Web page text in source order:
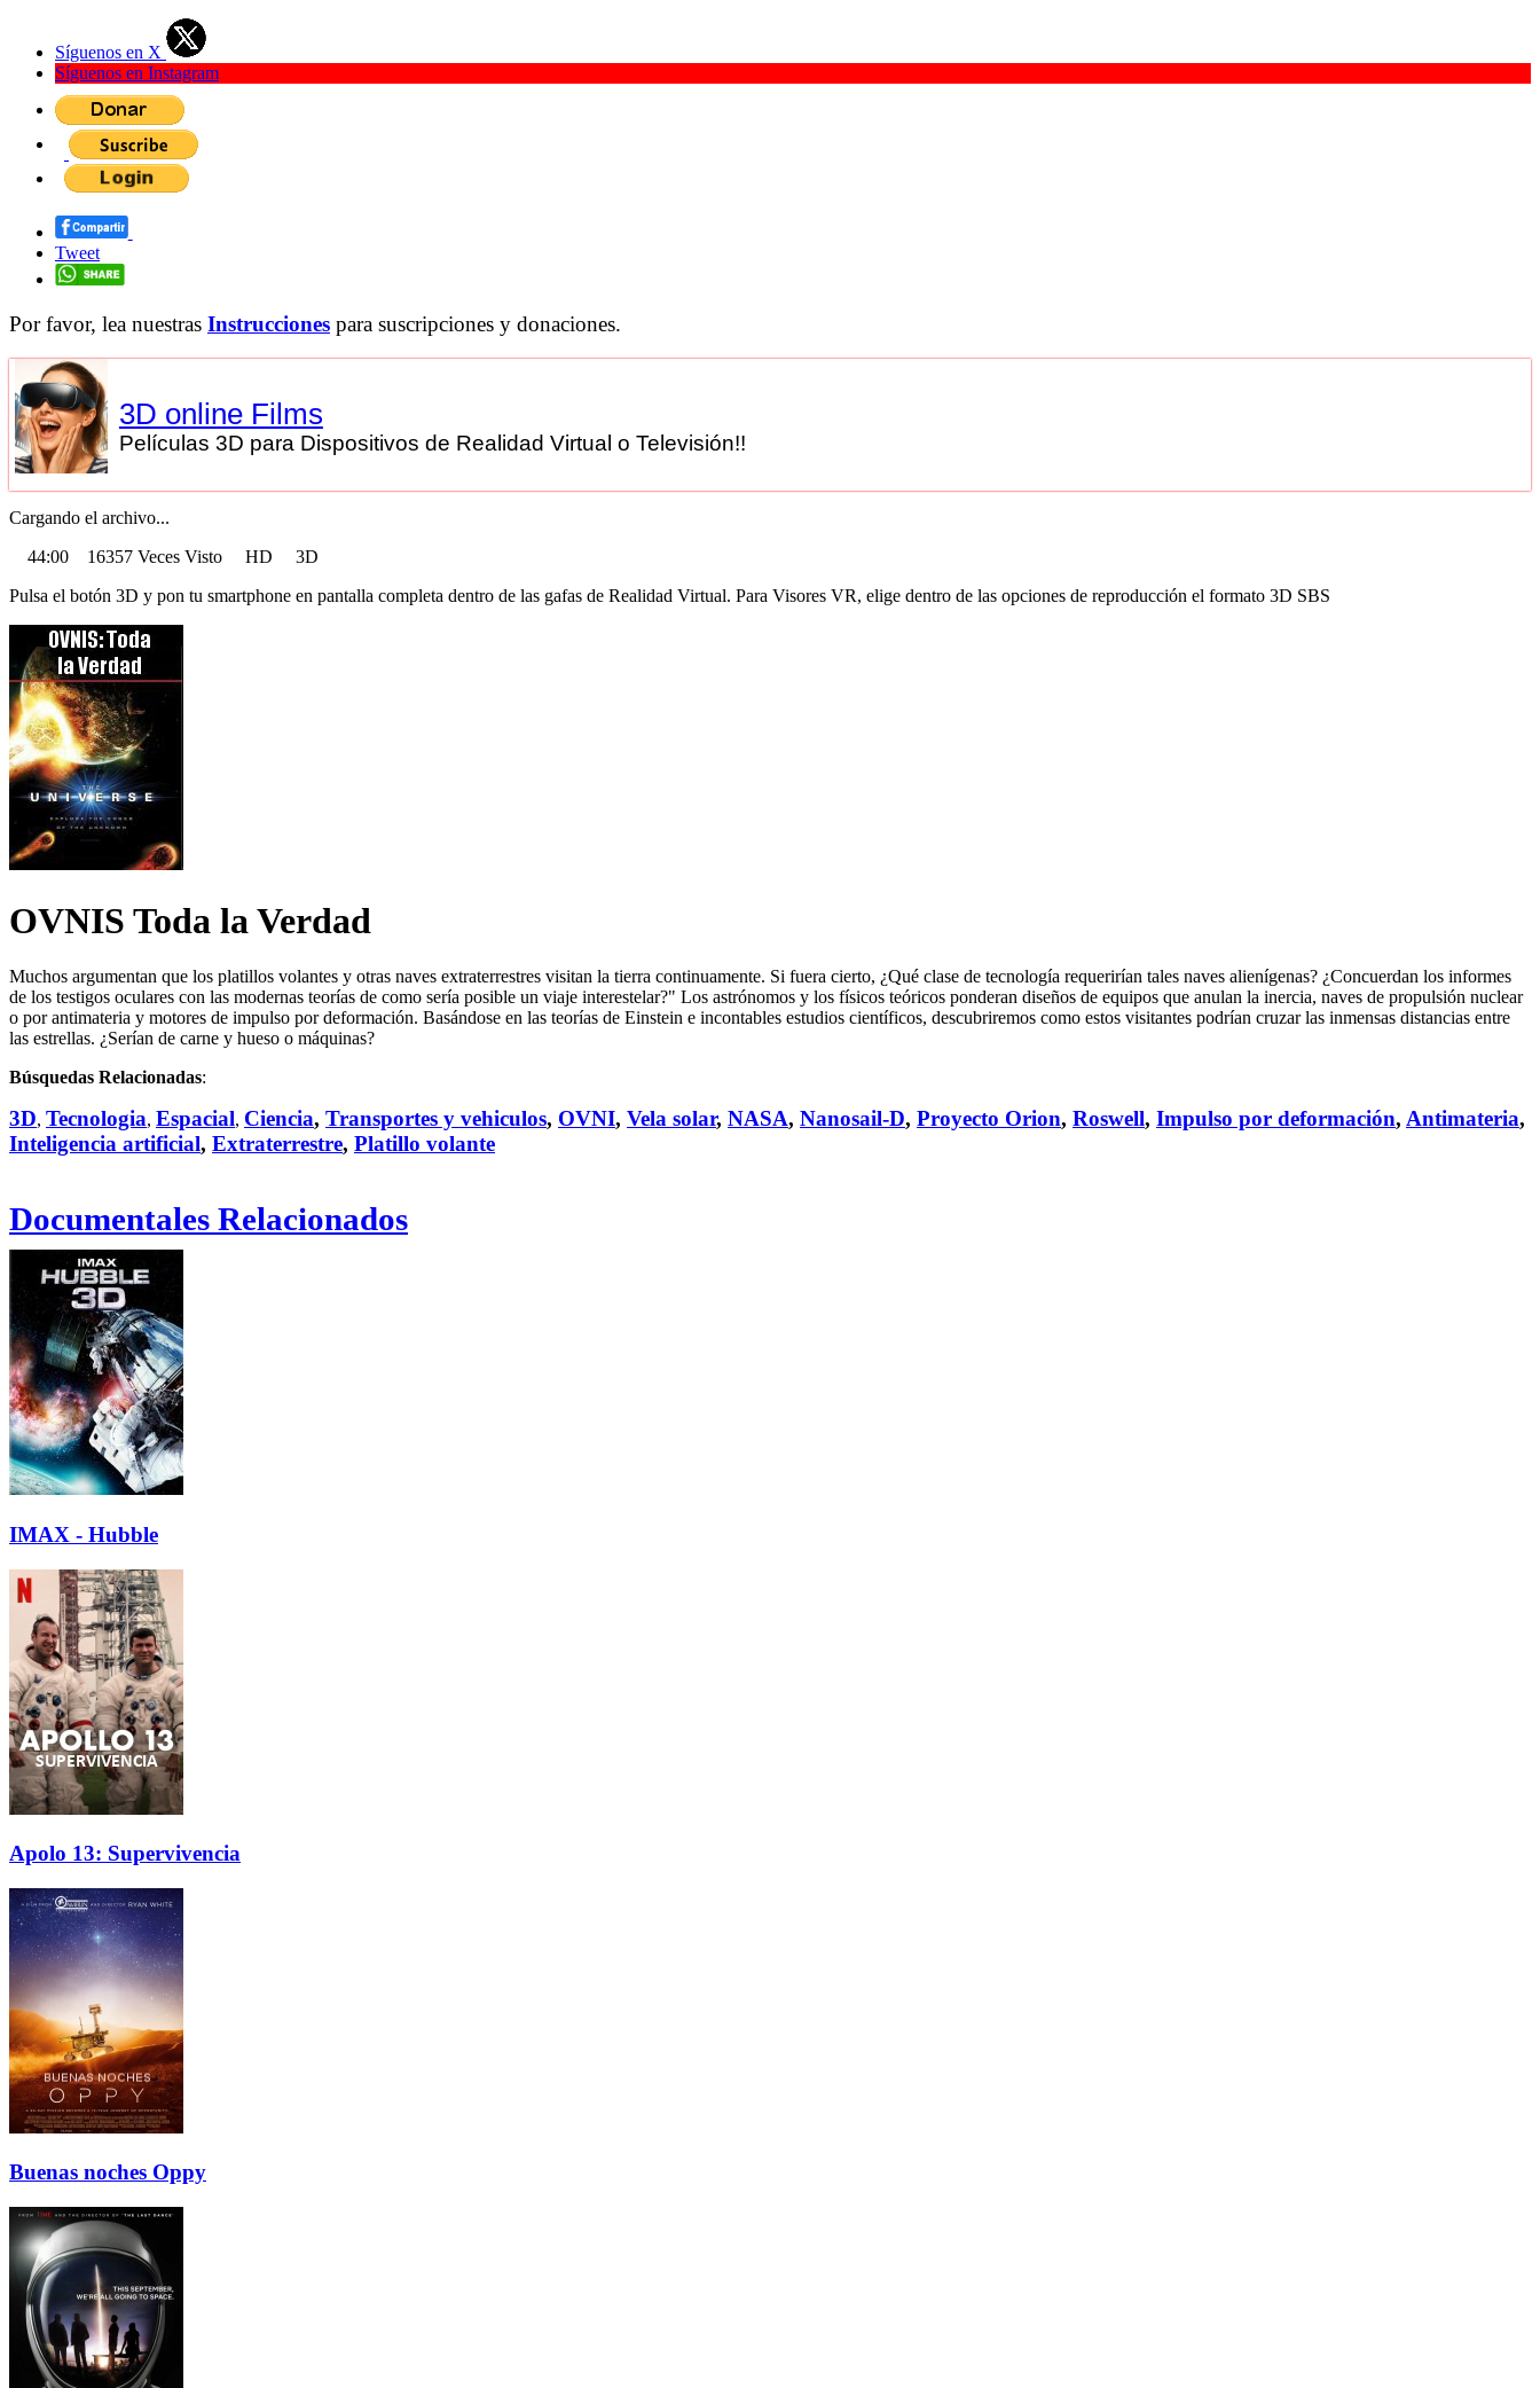
Síguenos en X
Síguenos en Instagram
Tweet
Por favor, lea nuestras Instrucciones para suscripciones y donaciones.
3D online Films
Películas 3D para Dispositivos de Realidad Virtual o Televisión!!
Cargando el archivo...
44:00 16357 Veces Visto HD 3D
Pulsa el botón 3D y pon tu smartphone en pantalla completa dentro de las gafas de Realidad Virtual. Para Visores VR, elige dentro de las opciones de reproducción el formato 3D SBS
OVNIS Toda la Verdad
Muchos argumentan que los platillos volantes y otras naves extraterrestres visitan la tierra continuamente. Si fuera cierto, ¿Qué clase de tecnología requerirían tales naves alienígenas? ¿Concuerdan los informes
de los testigos oculares con las modernas teorías de como sería posible un viaje interestelar?" Los astrónomos y los físicos teóricos ponderan diseños de equipos que anulan la inercia, naves de propulsión nuclear
o por antimateria y motores de impulso por deformación. Basándose en las teorías de Einstein e incontables estudios científicos, descubriremos como estos visitantes podrían cruzar las inmensas distancias entre
las estrellas. ¿Serían de carne y hueso o máquinas?
Búsquedas Relacionadas:
3D, Tecnologia, Espacial, Ciencia, Transportes y vehiculos, OVNI, Vela solar, NASA, Nanosail-D, Proyecto Orion, Roswell, Impulso por deformación, Antimateria,
Inteligencia artificial, Extraterrestre, Platillo volante
Documentales Relacionados
IMAX - Hubble
Apolo 13: Supervivencia
Buenas noches Oppy